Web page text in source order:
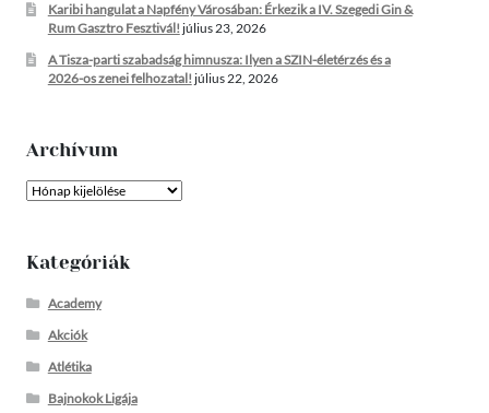
Karibi hangulat a Napfény Városában: Érkezik a IV. Szegedi Gin &
Rum Gasztro Fesztivál! július 23, 2026
A Tisza-parti szabadság himnusza: Ilyen a SZIN-életérzés és a
2026-os zenei felhozatal! július 22, 2026
Archívum
Archívum
Kategóriák
Academy
Akciók
Atlétika
Bajnokok Ligája